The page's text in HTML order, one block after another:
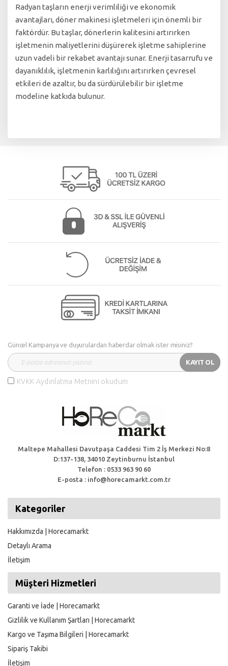
Radyan taşların enerji verimliliği ve ekonomik
avantajları, döner makinesi işletmeleri için önemli bir
faktördür. Bu taşlar, dönerlerin kalitesini artırırken
işletmenin maliyetlerini düşürerek işletme sahiplerine
uzun vadeli bir rekabet avantajı sunar. Enerji tasarrufu ve
dayanıklılık, işletmenin karlılığını artırırken çevresel
etkileri de azaltır, bu da sürdürülebilir bir işletme
modeline katkıda bulunur.
Güncel Kampanya ve duyurulardan haberdar olmak ister misiniz?
KAYIT OL
KVKK Aydınlatma Metnini okudum
Maltepe Mahallesi Davutpaşa Caddesi Tim 2 İş Merkezi No:8
D:137-138, 34010 Zeytinburnu İstanbul
Telefon : 0533 963 90 60
E-posta : info@horecamarkt.com.tr
Kategoriler
Hakkımızda | Horecamarkt
Detaylı Arama
İletişim
Müşteri Hizmetleri
Garanti ve İade | Horecamarkt
Gizlilik ve Kullanım Şartları | Horecamarkt
Kargo ve Taşıma Bilgileri | Horecamarkt
Sipariş Takibi
İletişim